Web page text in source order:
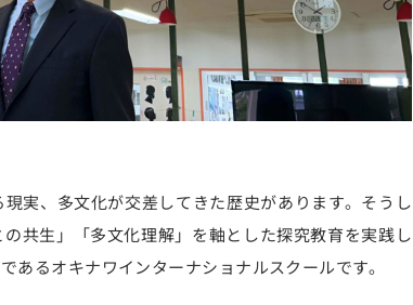
実、多文化が交差してきた歴史があります。そうし
共生」「多文化理解」を軸とした探究教育を実践し
るオキナワインターナショナルスクールです。